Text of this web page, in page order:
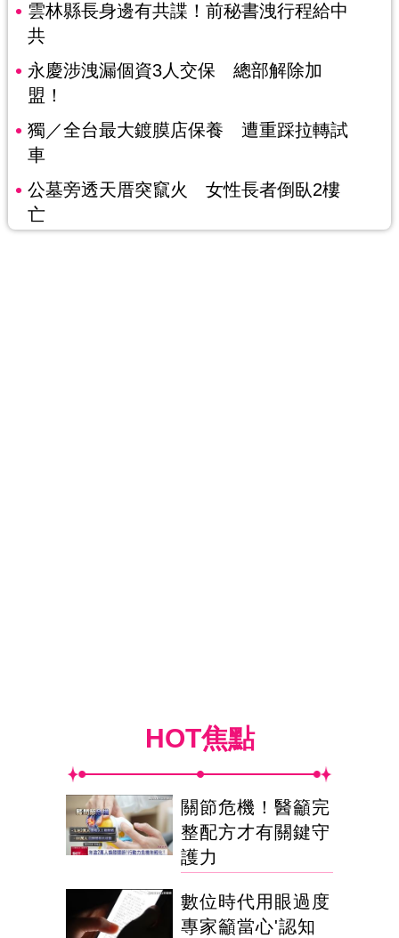
雲林縣長身邊有共諜！前秘書洩行程給中
共
永慶涉洩漏個資3人交保 總部解除加
盟！
獨／全台最大鍍膜店保養 遭重踩拉轉試
車
公墓旁透天厝突竄火 女性長者倒臥2樓
亡
HOT焦點
關節危機！醫籲完
整配方才有關鍵守
護力
數位時代用眼過度
專家籲當心'認知